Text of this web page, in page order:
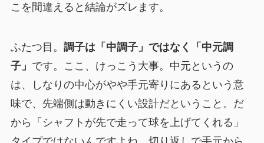
こを間違えると結論がズレます。
ふたつ目。 調子は「中調子」ではなく「中元調
子」 です。ここ、けっこう大事。中元というの
は、しなりの中心がやや手元寄りにあるという意
味で、先端側は動きにくい設計だということ。だ
から「シャフトが先で走って球を上げてくれる」